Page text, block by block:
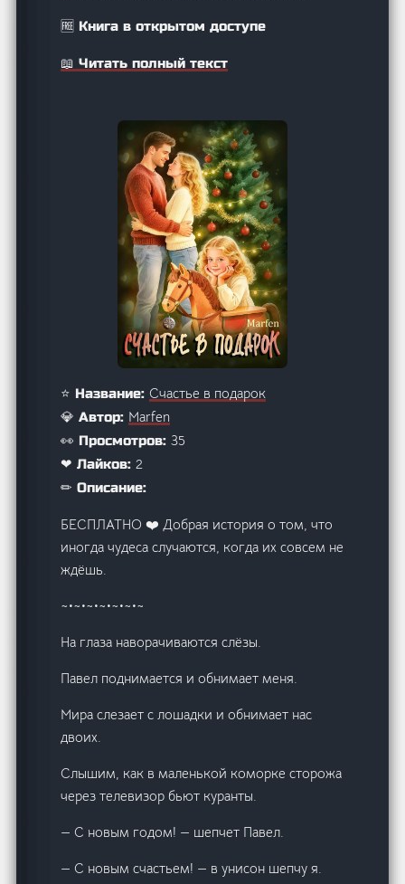
🆓 Книга в открытом доступе
📖 Читать полный текст
⭐ Название:Счастье в подарок
💎 Автор: Marfen
👀 Просмотров:35
❤ Лайков:2
✏ Описание:
БЕСПЛАТНО ‍❤️‍ Добрая история о том, что
иногда чудеса случаются, когда их совсем не
ждёшь.
~•~•~•~•~•~•~
На глаза наворачиваются слёзы.
Павел поднимается и обнимает меня.
Мира слезает с лошадки и обнимает нас
двоих.
Слышим, как в маленькой коморке сторожа
через телевизор бьют куранты.
— С новым годом! — шепчет Павел.
— С новым счастьем! — в унисон шепчу я.